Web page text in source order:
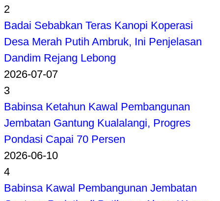
2
Badai Sebabkan Teras Kanopi Koperasi
Desa Merah Putih Ambruk, Ini Penjelasan
Dandim Rejang Lebong
2026-07-07
3
Babinsa Ketahun Kawal Pembangunan
Jembatan Gantung Kualalangi, Progres
Pondasi Capai 70 Persen
2026-06-10
4
Babinsa Kawal Pembangunan Jembatan